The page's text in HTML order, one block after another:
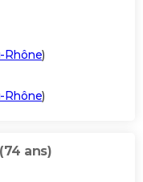
Rhône)
Rhône)
(74 ans)